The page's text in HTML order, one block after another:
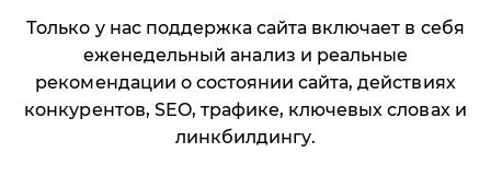
Только у нас поддержка сайта включает в себя
еженедельный анализ и реальные
рекомендации о состоянии сайта, действиях
конкурентов, SEO, трафике, ключевых словах и
линкбилдингу.